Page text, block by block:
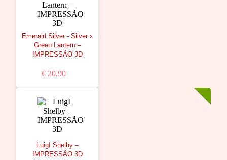
Emerald Silver - Silver x
Green Lantern –
IMPRESSÃO 3D
€ 20,90
LuigI Shelby –
IMPRESSÃO 3D